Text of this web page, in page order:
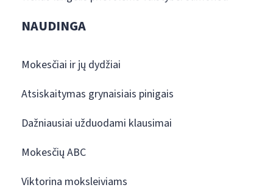
NAUDINGA
Mokesčiai ir jų dydžiai
Atsiskaitymas grynaisiais pinigais
Dažniausiai užduodami klausimai
Mokesčių ABC
Viktorina moksleiviams